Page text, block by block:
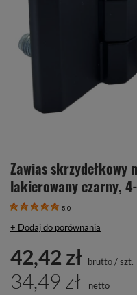
Zawias skrzydełkowy
lakierowany czarny,
5.0
+ Dodaj do porównania
42,42 zł brutto/szt.
34,49 zł netto